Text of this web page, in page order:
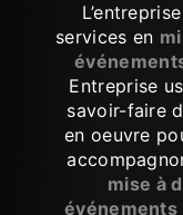
L’entreprise
services en
Entreprise
savoir-faire
en oeuvre
mise à
événements